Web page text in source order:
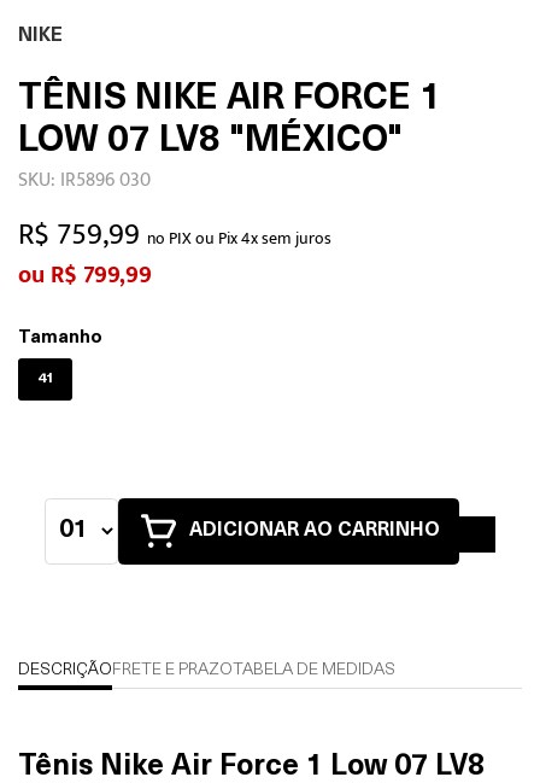
NIKE
TÊNIS NIKE AIR FORCE 1
LOW 07 LV8 "MÉXICO"
SKU: IR5896 030
R$ 759,99 no PIX ou Pix 4x sem juros
R$ 799,99
Tamanho
41
ADICIONAR AO CARRINHO
DESCRIÇÃO FRETE E PRAZOTABELA DE MEDIDAS
Tênis Nike Air Force 1 Low 07 LV8